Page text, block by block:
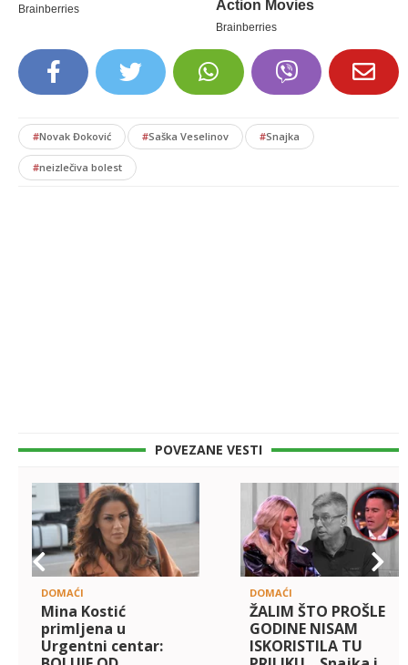
#Novak Đoković #Saška Veselinov #Snajka
#neizlečiva bolest
POVEZANE VESTI
DOMAĆI
Mina Kostić
primljena u
Urgentni centar:
DOMAĆI
ŽALIM ŠTO PROŠLE
GODINE NISAM
ISKORISTILA TU